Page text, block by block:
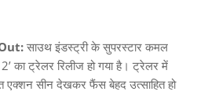
साउथ इंडस्ट्री के सुपरस्टार कमल
का ट्रेलर रिलीज हो गया है। ट्रेलर में
सीन देखकर फैंस बेहद उत्साहित हो